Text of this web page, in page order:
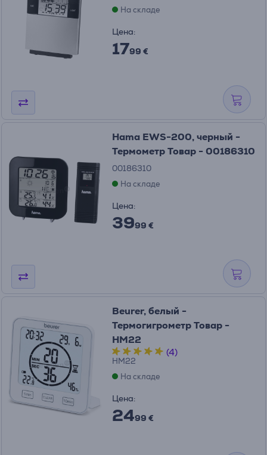
На складе
Цена:
1799 €
Hama EWS-200, черный -
Термометр Товар - 00186310
00186310
На складе
Цена:
3999 €
Beurer, белый -
Термогигрометр Товар -
HM22
(4)
HM22
На складе
Цена:
2499 €